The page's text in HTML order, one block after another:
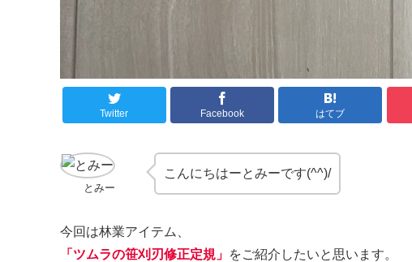
Twitter Facebook はてブ
とみー
こんにちはーとみーです(^^)/
今回は林業アイテム、
「ツムラの笹刈刃修正定規」 をご紹介したいと思います。